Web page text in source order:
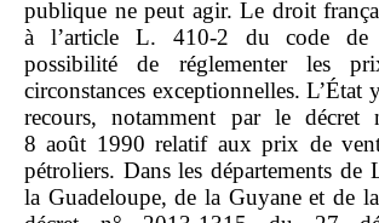
publique ne peut agir. Le droit
à l’article L. 410‑2 du code de
possibilité de réglementer les
circonstances exceptionnelles. L’État
recours, notamment par le décret
8 août 1990 relatif aux prix de
pétroliers. Dans les départements de
la Guadeloupe, de la Guyane et de